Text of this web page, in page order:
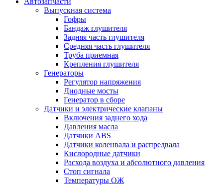
Выпускная система
Гофры
Бандаж глушителя
Задняя часть глушителя
Средняя часть глушителя
Труба приемная
Крепления глушителя
Генераторы
Регулятор напряжения
Диодные мосты
Генератор в сборе
Датчики и электрические клапаны
Включения заднего хода
Давления масла
Датчики ABS
Датчики коленвала и распредвала
Кислородные датчики
Расхода воздуха и абсолютного давления
Стоп сигнала
Температуры ОЖ